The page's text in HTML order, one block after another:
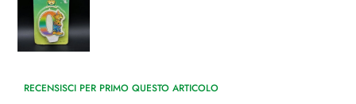
RECENSISCI PER PRIMO QUESTO ARTICOLO